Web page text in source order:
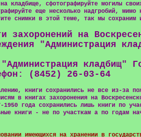
кладбище, сфотографируйте могилы
еще несколько надгробий, мимо
снимки в этой теме, так мы
захоронений на
"Администрация
кладбищ"
(8452) 26-03-64
книги сохранились не все из-за
в книгах захоронения на
1950 года сохранились лишь книги
книги - не по участкам а по годам
имеющихся на хранении в